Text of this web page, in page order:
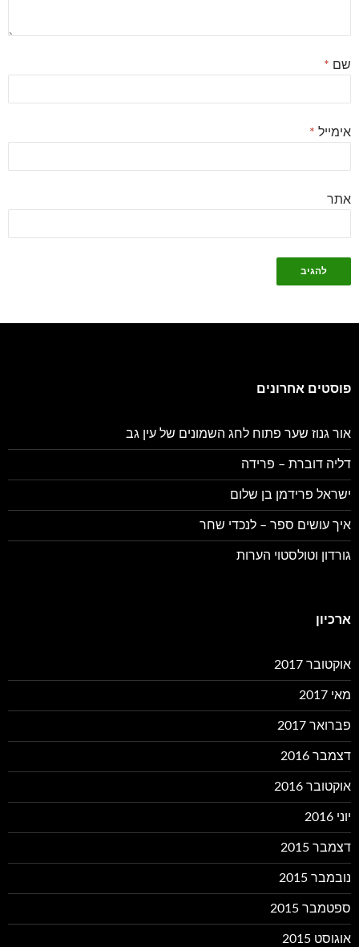
שם *
אימייל *
אתר
פוסטים אחרונים
אור גנוז שער פתוח לחג השמונים של עין גב
דליה דוברת – פרידה
ישראל פרידמן בן שלום
איך עושים ספר – לנכדי שחר
גורדון וטולסטוי הערות
ארכיון
אוקטובר 2017
מאי 2017
פברואר 2017
דצמבר 2016
אוקטובר 2016
יוני 2016
דצמבר 2015
נובמבר 2015
ספטמבר 2015
אוגוסט 2015